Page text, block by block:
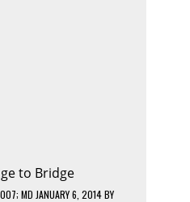
to Bridge
; MD JANUARY 6, 2014BY